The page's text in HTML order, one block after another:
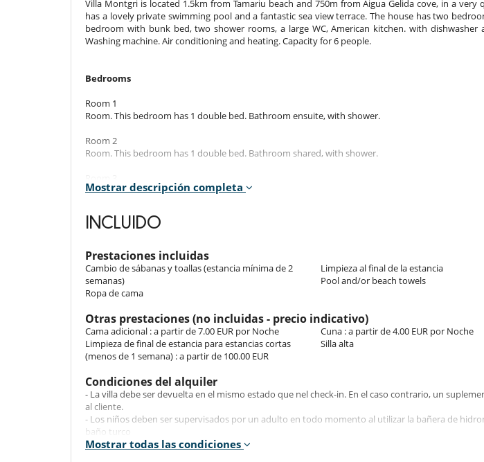
Villa Montgri is located 1.5km from Tamariu beach and 750m from Aigua Gelida cove, in a very
has a lovely private swimming pool and a fantastic sea view terrace. The house has two
bedroom with bunk bed, two shower rooms, a large WC, American kitchen. with dishwasher
Washing machine. Air conditioning and heating. Capacity for 6 people.
Bedrooms
Room 1
Room. This bedroom has 1 double bed. Bathroom ensuite, with shower.
Room 2
Room. This bedroom has 1 double bed. Bathroom shared, with shower.
Room. This bedroom has 2 single beds. Bathroom shared, with shower.
Indoors
2 bathrooms
Fully equipped open-plan kitchen
Large dining room
Air conditioning
Outdoors
Terrace with stunning sea views
Swimming pool
Garden furniture
Sunbeds
Garage
Mostrar descripción completa
INCLUIDO
Prestaciones incluidas
Cambio de sábanas y toallas (estancia mínima de 2
semanas)
Limpieza al final de la estancia
Pool and/or beach towels
Ropa de cama
Otras prestaciones (no incluidas - precio indicativo)
Cama adicional : a partir de 7.00 EUR por Noche
Cuna : a partir de 4.00 EUR por Noche
Limpieza de final de estancia para estancias cortas
(menos de 1 semana) : a partir de 100.00 EUR
Silla alta
Condiciones del alquiler
- La villa debe ser devuelta en el mismo estado que nel check-in. En el caso contrario, un
al cliente.
- Los niños deben ser supervisados por un adulto en todo momento al utilizar la bañera de
baño turco
- Los niños son bienvenidos
Mostrar todas las condiciones